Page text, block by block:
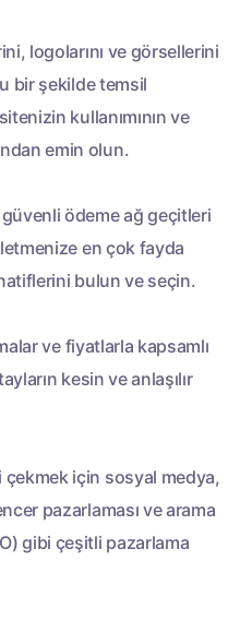
logolarını ve görsellerini
bir şekilde temsil
kullanımının ve
emin olun.
ödeme ağ geçitleri
en çok fayda
bulun ve seçin.
ve fiyatlarla kapsamlı
kesin ve anlaşılır
çekmek için sosyal medya,
pazarlaması ve arama
gibi çeşitli pazarlama